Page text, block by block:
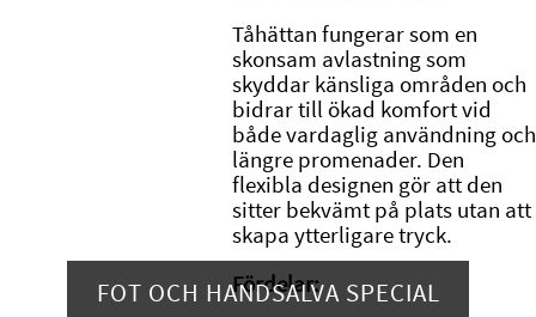
Tåhättan fungerar som en
skonsam avlastning som
skyddar känsliga områden och
bidrar till ökad komfort vid
både vardaglig användning och
längre promenader. Den
flexibla designen gör att den
sitter bekvämt på plats utan att
skapa ytterligare tryck.
Fördelar:
FOT OCH HANDSALVA SPECIAL